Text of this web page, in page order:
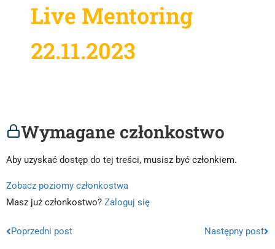
Live Mentoring
22.11.2023
Wymagane członkostwo
Aby uzyskać dostęp do tej treści, musisz być członkiem.
Zobacz poziomy członkostwa
Masz już członkostwo? Zaloguj się
Poprzedni post Następny post